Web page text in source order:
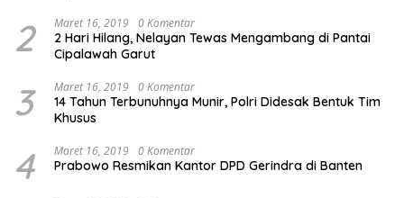
2 Maret 16, 2019 0 Komentar
2 Hari Hilang, Nelayan Tewas Mengambang di Pantai
Cipalawah Garut
3 Maret 16, 2019 0 Komentar
14 Tahun Terbunuhnya Munir, Polri Didesak Bentuk Tim
Khusus
4 Maret 16, 2019 0 Komentar
Prabowo Resmikan Kantor DPD Gerindra di Banten